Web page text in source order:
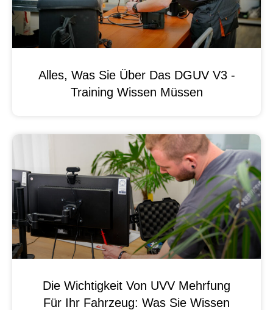
Alles, Was Sie Über Das DGUV V3 -
Training Wissen Müssen
Die Wichtigkeit Von UVV Mehrfung
Für Ihr Fahrzeug: Was Sie Wissen